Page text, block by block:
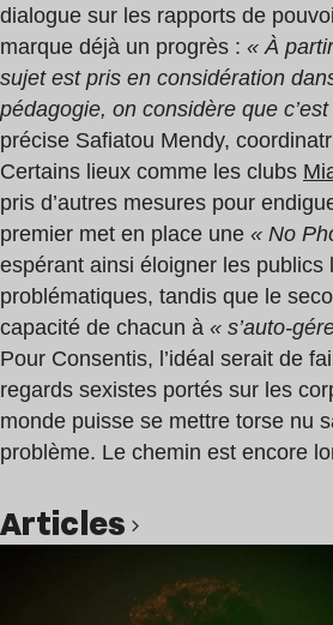
dialogue sur les rapports de
marque déjà un progrès : « À
sujet est pris en considération
pédagogie, on considère que
précise Safiatou Mendy,
Certains lieux comme les clubs
pris d’autres mesures pour
premier met en place une « No
espérant ainsi éloigner les publics
problématiques, tandis que le
capacité de chacun à « s’auto-
Pour Consentis, l’idéal serait de
regards sexistes portés sur les
monde puisse se mettre torse nu
problème. Le chemin est encore
Articles